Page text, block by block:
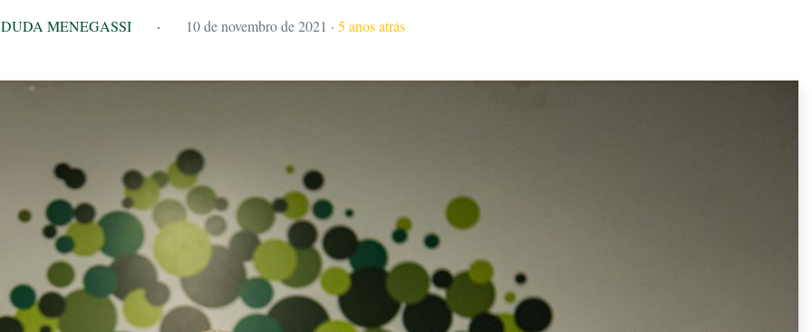
DUDA MENEGASSI · 10 de novembro de 2021 · 5 anos atrás